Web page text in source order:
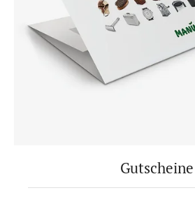
Gutscheine